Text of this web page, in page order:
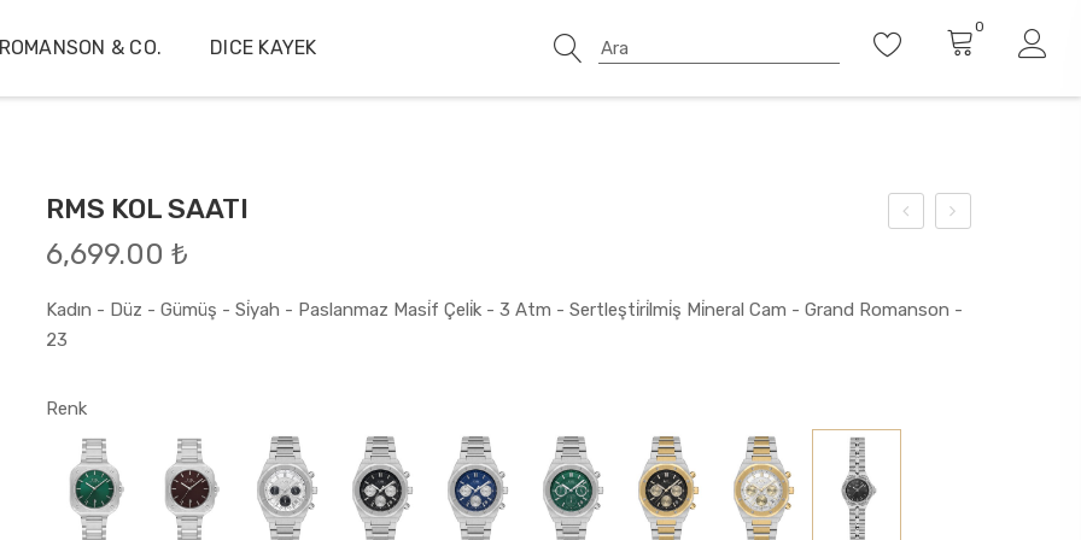
& CO. DICE KAYEK
0
RMS KOL SAATI
6,699.00 ₺
Kadın - Düz - Gümüş - Si̇yah - Paslanmaz Masi̇f Çeli̇k - 3 Atm - Sertleşti̇ri̇lmi̇ş Mi̇neral Cam - Grand Romanson -
23
Renk